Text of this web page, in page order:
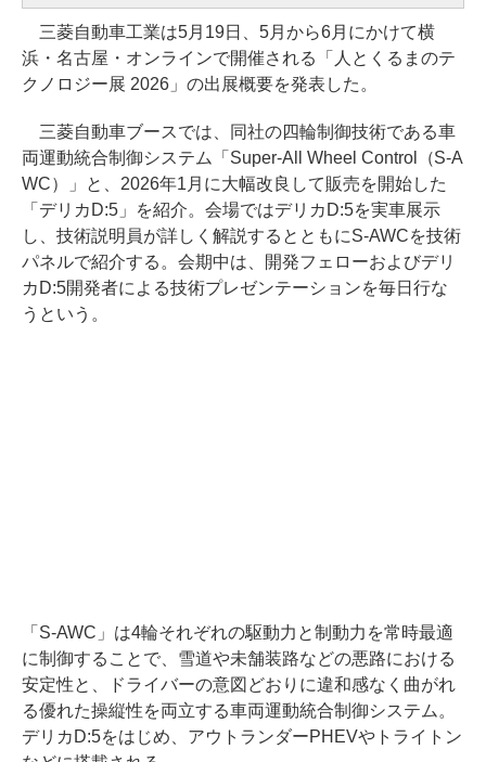
三菱自動車工業は5月19日、5月から6月にかけて横
浜・名古屋・オンラインで開催される「人とくるまのテ
クノロジー展 2026」の出展概要を発表した。
三菱自動車ブースでは、同社の四輪制御技術である車
両運動統合制御システム「Super-All Wheel Control（S-A
WC）」と、2026年1月に大幅改良して販売を開始した
「デリカD:5」を紹介。会場ではデリカD:5を実車展示
し、技術説明員が詳しく解説するとともにS-AWCを技術
パネルで紹介する。会期中は、開発フェローおよびデリ
カD:5開発者による技術プレゼンテーションを毎日行な
うという。
「S-AWC」は4輪それぞれの駆動力と制動力を常時最適
に制御することで、雪道や未舗装路などの悪路における
安定性と、ドライバーの意図どおりに違和感なく曲がれ
る優れた操縦性を両立する車両運動統合制御システム。
デリカD:5をはじめ、アウトランダーPHEVやトライトン